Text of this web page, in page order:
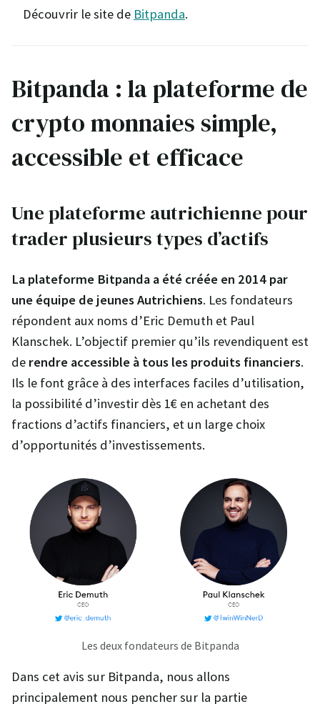
Découvrir le site de Bitpanda.
Bitpanda : la plateforme de
crypto monnaies simple,
accessible et efficace
Une plateforme autrichienne pour
trader plusieurs types d’actifs
La plateforme Bitpanda a été créée en 2014 par
une équipe de jeunes Autrichiens. Les fondateurs
répondent aux noms d’Eric Demuth et Paul
Klanschek. L’objectif premier qu’ils revendiquent est
de rendre accessible à tous les produits financiers.
Ils le font grâce à des interfaces faciles d’utilisation,
la possibilité d’investir dès 1€ en achetant des
fractions d’actifs financiers, et un large choix
d’opportunités d’investissements.
Les deux fondateurs de Bitpanda
Dans cet avis sur Bitpanda, nous allons
principalement nous pencher sur la partie